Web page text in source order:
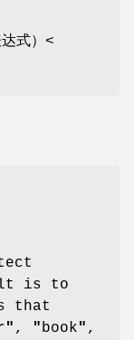
式）<
is to
that
" , "book" ,